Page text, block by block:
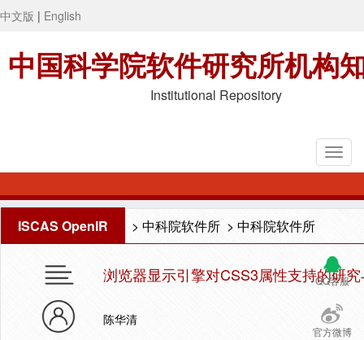
中文版 | English
中国科学院软件研究所机构
Institutional Repository
ISCAS OpenIR > 中科院软件所 > 中科院软件所
QQ客服
官方微博
浏览器显示引擎对CSS3属性支持的研
陈华清